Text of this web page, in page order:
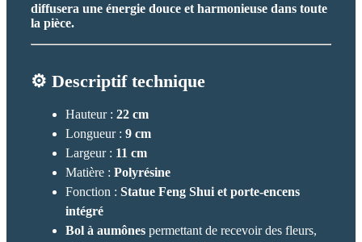
diffusera une énergie douce et harmonieuse dans toute
la pièce.
⚙️ Descriptif technique
Hauteur :22 cm
Longueur :9 cm
Largeur : 11 cm
Matière :Polyrésine
Fonction :Statue Feng Shui et porte-encens
intégré
Bol à aumônes permettant de recevoir des fleurs,